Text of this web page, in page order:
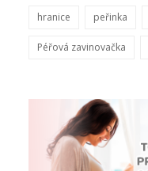
hranice peřinka
Péřová zavinovačka